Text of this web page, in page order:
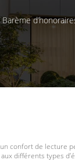
Barème
confort de lecture
différents types